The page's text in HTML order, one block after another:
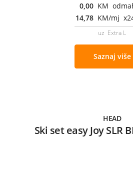
0,00 KM
14,78 KM/mj
uz Extra L
Saznaj više
HEAD
Ski set easy Joy SLR